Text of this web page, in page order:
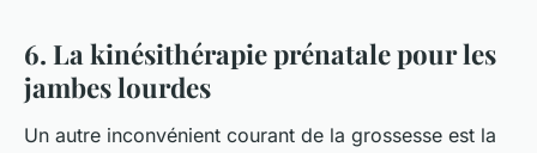
6. La kinésithérapie prénatale pour les
jambes lourdes
Un autre inconvénient courant de la grossesse est la